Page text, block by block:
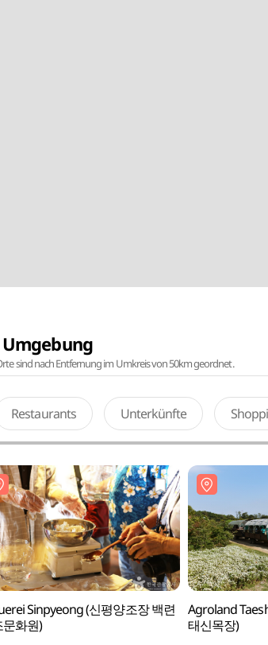
sind nach Entfernung im Umkreis von 50km geordnet.
Restaurants Unterkünfte
Sinpyeong (신평양조장 백련
문화원)
Agroland
태신목장)